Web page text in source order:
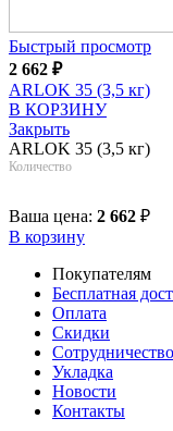
Быстрый просмотр
2 662 ₽
ARLOK 35 (3,5 кг)
В КОРЗИНУ
Закрыть
ARLOK 35 (3,5 кг)
Количество
Ваша цена: 2 662 ₽
В корзину
Покупателям
Бесплатная
Оплата
Скидки
Сотрудничество
Укладка
Новости
Контакты